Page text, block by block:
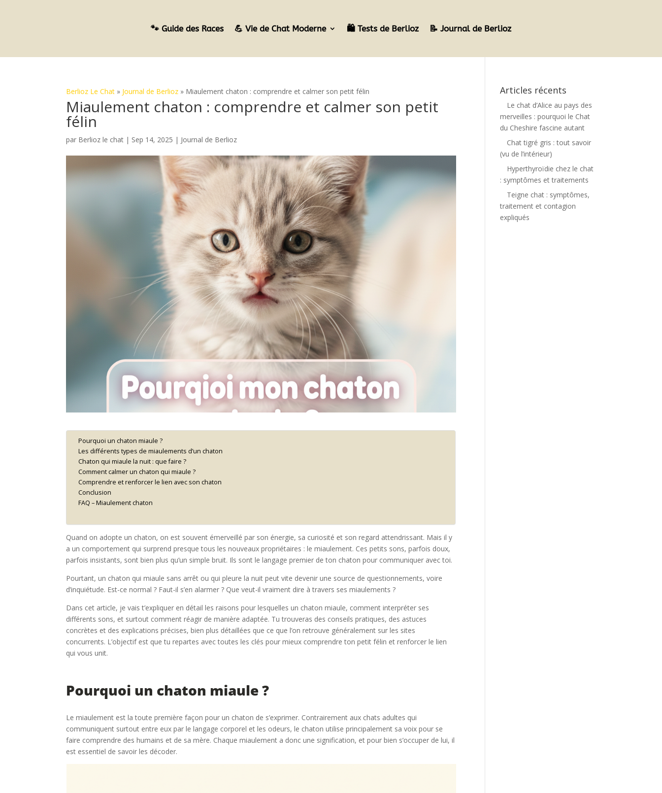
🐾 Guide des Races 💪 Vie de Chat Moderne 🛍️ Tests de Berlioz 📝 Journal de Berlioz
Berlioz Le Chat » Journal de Berlioz » Miaulement chaton : comprendre et calmer son petit félin
Miaulement chaton : comprendre et calmer son petit
félin
par Berlioz le chat | Sep 14, 2025 | Journal de Berlioz
Pourquoi un chaton miaule ?
Les différents types de miaulements d’un chaton
Chaton qui miaule la nuit : que faire ?
Comment calmer un chaton qui miaule ?
Comprendre et renforcer le lien avec son chaton
Conclusion
FAQ – Miaulement chaton
Quand on adopte un chaton, on est souvent émerveillé par son énergie, sa curiosité et son regard attendrissant. Mais il y
a un comportement qui surprend presque tous les nouveaux propriétaires : le miaulement. Ces petits sons, parfois doux,
parfois insistants, sont bien plus qu’un simple bruit. Ils sont le langage premier de ton chaton pour communiquer avec toi.
Pourtant, un chaton qui miaule sans arrêt ou qui pleure la nuit peut vite devenir une source de questionnements, voire
d’inquiétude. Est-ce normal ? Faut-il s’en alarmer ? Que veut-il vraiment dire à travers ses miaulements ?
Dans cet article, je vais t’expliquer en détail les raisons pour lesquelles un chaton miaule, comment interpréter ses
différents sons, et surtout comment réagir de manière adaptée. Tu trouveras des conseils pratiques, des astuces
concrètes et des explications précises, bien plus détaillées que ce que l’on retrouve généralement sur les sites
concurrents. L’objectif est que tu repartes avec toutes les clés pour mieux comprendre ton petit félin et renforcer le lien
qui vous unit.
Pourquoi un chaton miaule ?
Le miaulement est la toute première façon pour un chaton de s’exprimer. Contrairement aux chats adultes qui
communiquent surtout entre eux par le langage corporel et les odeurs, le chaton utilise principalement sa voix pour se
faire comprendre des humains et de sa mère. Chaque miaulement a donc une signification, et pour bien s’occuper de lui, il
est essentiel de savoir les décoder.
Articles récents
Le chat d’Alice au pays des
merveilles : pourquoi le Chat
du Cheshire fascine autant
Chat tigré gris : tout savoir
(vu de l’intérieur)
Hyperthyroïdie chez le chat
: symptômes et traitements
Teigne chat : symptômes,
traitement et contagion
expliqués